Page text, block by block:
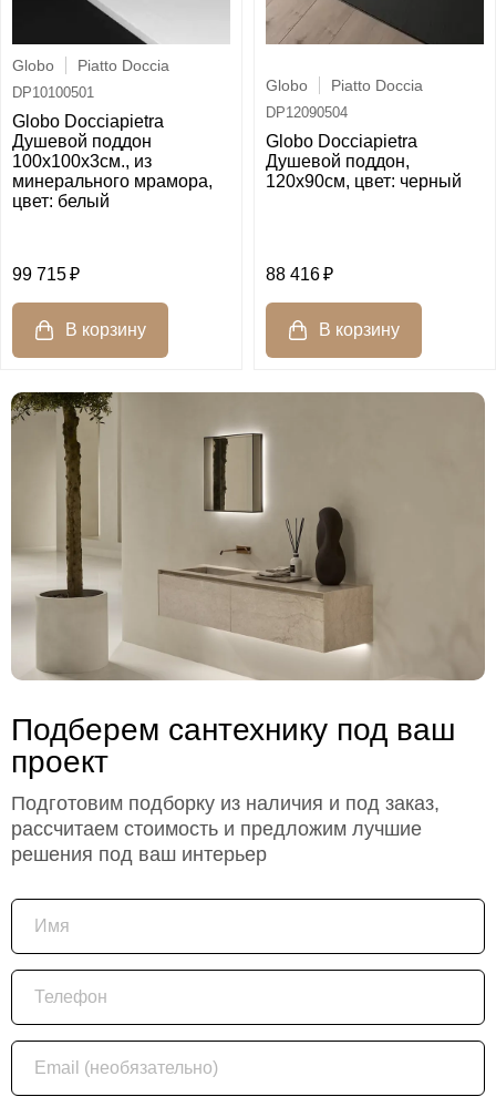
Globo Piatto Doccia
DP10100501
Globo Docciapietra
Душевой поддон
100х100х3см., из
минерального мрамора,
цвет: белый
99 715
Globo Piatto Doccia
DP12090504
Globo Docciapietra
Душевой поддон,
120x90см, цвет: черный
88 416
Подберем сантехнику под ваш
проект
Подготовим подборку из наличия и под заказ,
рассчитаем стоимость и предложим лучшие
решения под ваш интерьер
Имя
Телефон
Email (необязательно)